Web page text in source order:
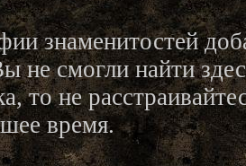
знаменитостей
не смогли найти
то не
время.